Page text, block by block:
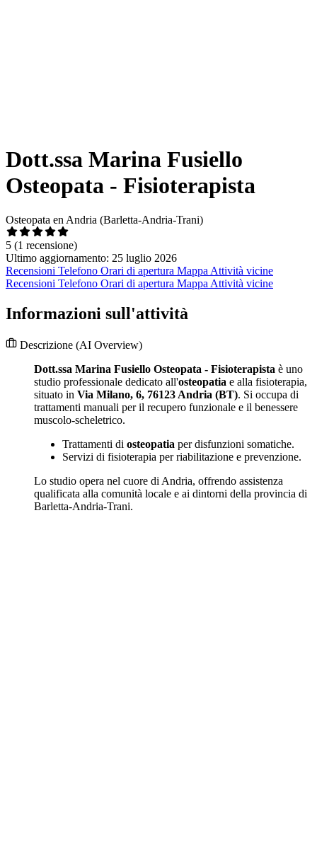
Dott.ssa Marina Fusiello
Osteopata - Fisioterapista
Osteopata en Andria (Barletta-Andria-Trani)
5 (1 recensione)
Ultimo aggiornamento: 25 luglio 2026
Recensioni Telefono Orari di apertura Mappa Attività vicine
Recensioni Telefono Orari di apertura Mappa Attività vicine
Informazioni sull'attività
Descrizione (AI Overview)
Dott.ssa Marina Fusiello Osteopata - Fisioterapista è uno
studio professionale dedicato all'osteopatia e alla fisioterapia,
situato in Via Milano, 6, 76123 Andria (BT). Si occupa di
trattamenti manuali per il recupero funzionale e il benessere
muscolo-scheletrico.
Trattamenti di osteopatia per disfunzioni somatiche.
Servizi di fisioterapia per riabilitazione e prevenzione.
Lo studio opera nel cuore di Andria, offrendo assistenza
qualificata alla comunità locale e ai dintorni della provincia di
Barletta-Andria-Trani.